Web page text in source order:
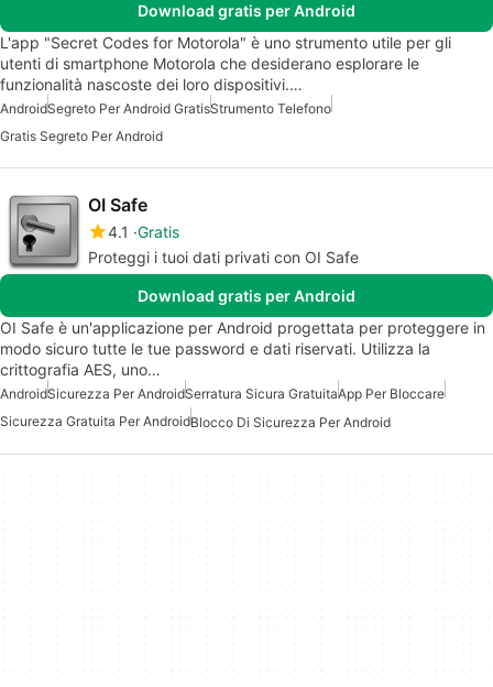
Download gratis per Android
L'app "Secret Codes for Motorola" è uno strumento utile per gli
utenti di smartphone Motorola che desiderano esplorare le
funzionalità nascoste dei loro dispositivi.…
AndroidSegreto Per Android GratisStrumento Telefono
Gratis Segreto Per Android
OI Safe
4.1 Gratis
Proteggi i tuoi dati privati con OI Safe
Download gratis per Android
OI Safe è un'applicazione per Android progettata per proteggere in
modo sicuro tutte le tue password e dati riservati. Utilizza la
crittografia AES, uno…
AndroidSicurezza Per AndroidSerratura Sicura GratuitaApp Per Bloccare
Sicurezza Gratuita Per AndroidBlocco Di Sicurezza Per Android